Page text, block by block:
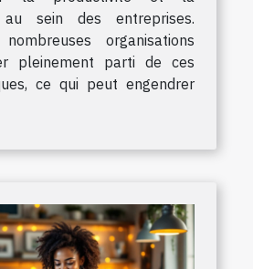
au sein des entreprises.
organisations
pleinement parti de ces
ce qui peut engendrer